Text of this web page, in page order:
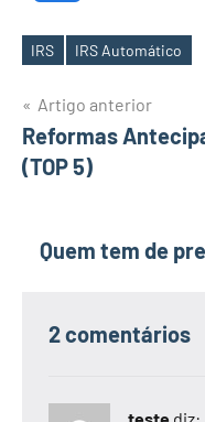
Etiquetas
IRS IRS Automático
Navegação
de
Artigo anterior
Reformas
(TOP 5)
Quem tem de
2 comentários